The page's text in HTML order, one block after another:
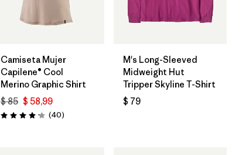
Camiseta Mujer
Capilene® Cool
Merino Graphic Shirt
$ 85 $ 58,99
Valoración: 4.2 / 5
(40Comentarios
)
M's Long-Sleeved
Midweight Hut
Tripper Skyline T-Shirt
$ 79